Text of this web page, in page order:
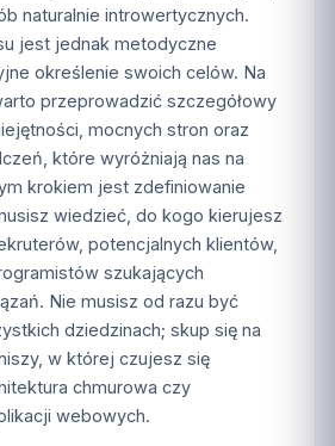
naturalnie introwertycznych.
jest jednak metodyczne
określenie swoich celów. Na
przeprowadzić szczegółowy
mocnych stron oraz
które wyróżniają nas na
krokiem jest zdefiniowanie
wiedzieć, do kogo kierujesz
potencjalnych klientów,
szukających
Nie musisz od razu być
dziedzinach; skup się na
w której czujesz się
chmurowa czy
webowych.